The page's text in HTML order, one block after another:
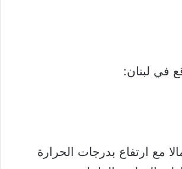
في لبنان:
مع ارتفاع بدرجات الحرارة